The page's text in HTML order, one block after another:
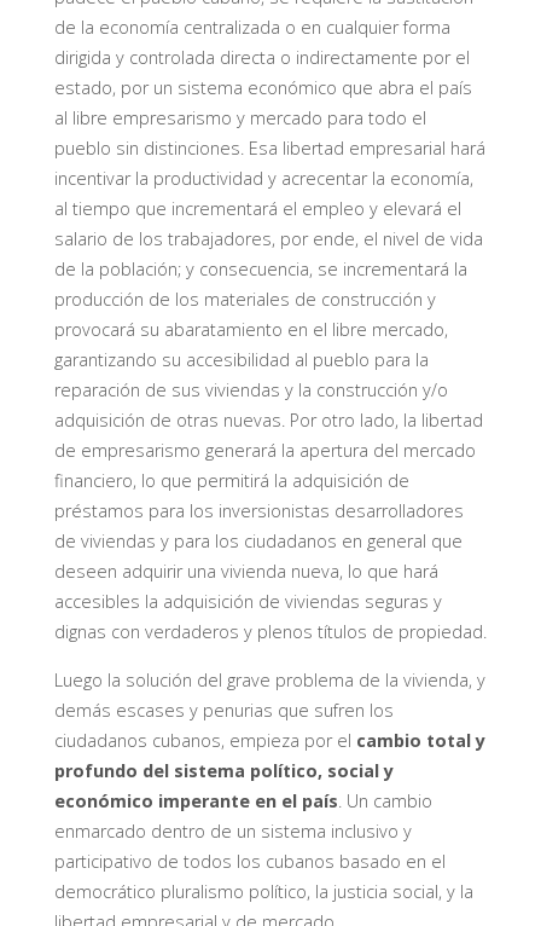
de la economía centralizada o en cualquier forma
dirigida y controlada directa o indirectamente por el
estado, por un sistema económico que abra el país
al libre empresarismo y mercado para todo el
pueblo sin distinciones. Esa libertad empresarial hará
incentivar la productividad y acrecentar la economía,
al tiempo que incrementará el empleo y elevará el
salario de los trabajadores, por ende, el nivel de vida
de la población; y consecuencia, se incrementará la
producción de los materiales de construcción y
provocará su abaratamiento en el libre mercado,
garantizando su accesibilidad al pueblo para la
reparación de sus viviendas y la construcción y/o
adquisición de otras nuevas. Por otro lado, la libertad
de empresarismo generará la apertura del mercado
financiero, lo que permitirá la adquisición de
préstamos para los inversionistas desarrolladores
de viviendas y para los ciudadanos en general que
deseen adquirir una vivienda nueva, lo que hará
accesibles la adquisición de viviendas seguras y
dignas con verdaderos y plenos títulos de propiedad.
Luego la solución del grave problema de la vivienda, y
demás escases y penurias que sufren los
ciudadanos cubanos, empieza por el cambio total y
profundo del sistema político, social y
económico imperante en el país . Un cambio
enmarcado dentro de un sistema inclusivo y
participativo de todos los cubanos basado en el
democrático pluralismo político, la justicia social, y la
libertad empresarial y de mercado.